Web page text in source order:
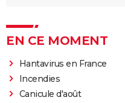
EN CE MOMENT
Hantavirus en France
Incendies
Canicule d'août